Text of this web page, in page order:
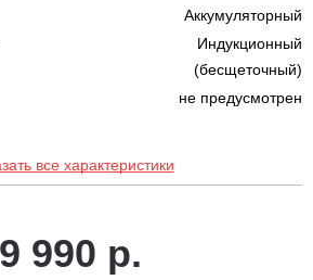
Аккумуляторный
Индукционный
(бесщеточный)
не предусмотрен
все характеристики
9 990 р.